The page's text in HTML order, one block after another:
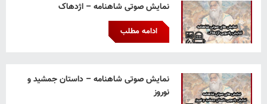
نمایش صوتی شاهنامه – اژدهاک
ادامه مطلب
نمایش صوتی شاهنامه – داستان جمشید و
نوروز